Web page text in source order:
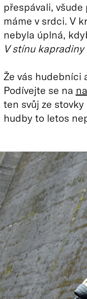
přespávali,
máme v srdci. V
nebyla úplná,
V stínu kapradiny
Že vás hudebníci
Podívejte se na
ten svůj ze
hudby to letos